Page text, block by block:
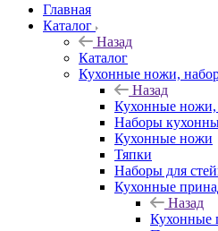
Главная
Каталог
Назад
Каталог
Кухонные ножи,
Назад
Кухонные ножи,
Наборы
Кухонные ножи
Тяпки
Наборы для
Кухонные
Назад
Кухонные